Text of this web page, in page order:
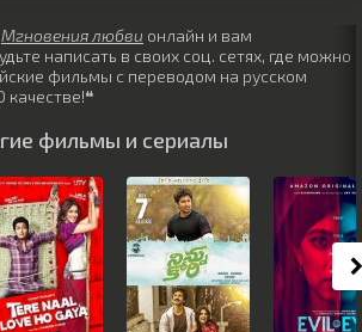
Мгновения любви онлайн и вам
написать в своих соц. сетях, где можно
фильмы с переводом на русском
качестве!❝
фильмы и сериалы